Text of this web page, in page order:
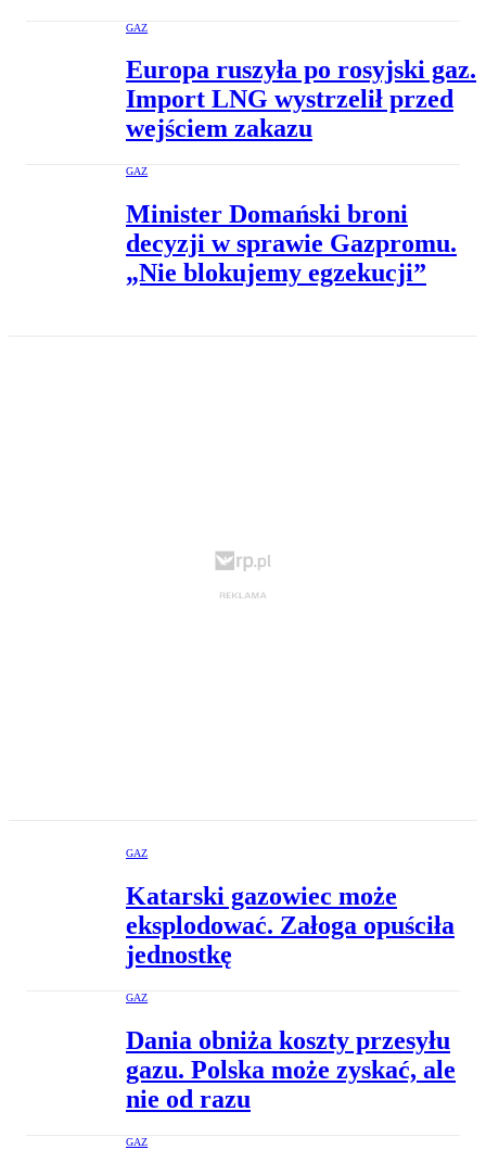
GAZ
Europa ruszyła po rosyjski gaz.
Import LNG wystrzelił przed
wejściem zakazu
GAZ
Minister Domański broni
decyzji w sprawie Gazpromu.
„Nie blokujemy egzekucji”
GAZ
Katarski gazowiec może
eksplodować. Załoga opuściła
jednostkę
GAZ
Dania obniża koszty przesyłu
gazu. Polska może zyskać, ale
nie od razu
GAZ